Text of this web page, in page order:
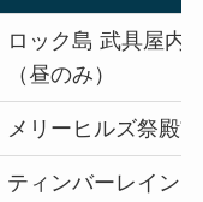
ロック島 武具屋内
（昼のみ）
メリーヒルズ祭殿
ティンバーレイン